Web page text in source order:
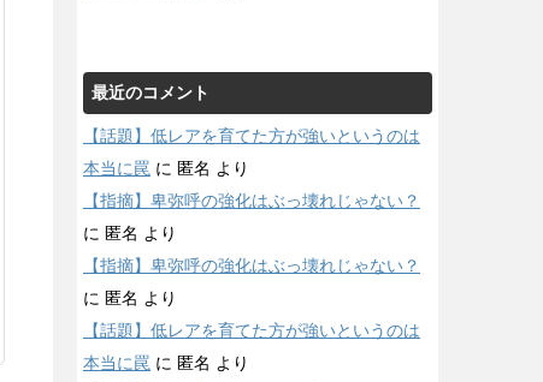
最近のコメント
【話題】低レアを育てた方が強いというのは
本当に罠 に 匿名 より
【指摘】卑弥呼の強化はぶっ壊れじゃない？
に 匿名 より
【指摘】卑弥呼の強化はぶっ壊れじゃない？
に 匿名 より
【話題】低レアを育てた方が強いというのは
本当に罠 に 匿名 より